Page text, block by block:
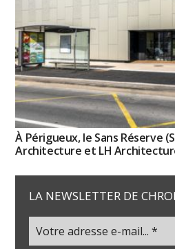
À Périgueux, le Sans Réserve
Architecture et LH
LA NEWSLETTER DE